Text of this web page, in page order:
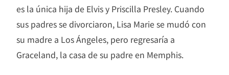
es la única hija de Elvis y Priscilla Presley. Cuando
sus padres se divorciaron, Lisa Marie se mudó con
su madre a Los Ángeles, pero regresaría a
Graceland, la casa de su padre en Memphis.